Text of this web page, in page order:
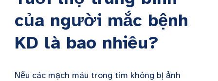
của người mắc bệnh
KD là bao nhiêu?
Nếu các mạch máu trong tim không bị ảnh